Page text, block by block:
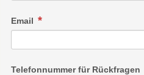
Email
Telefonnummer für Rückfragen